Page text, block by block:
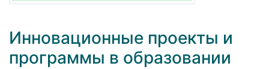
Инновационные проекты и
программы в образовании